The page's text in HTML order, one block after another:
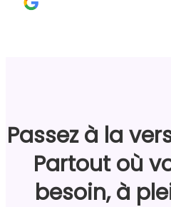
Passez à la
Partout où
besoin, à